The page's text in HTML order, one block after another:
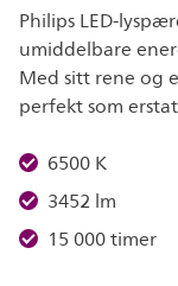
Philips LED-
umiddelbare
Med sitt rene og
perfekt som
6500 K
3452 lm
15 000 timer